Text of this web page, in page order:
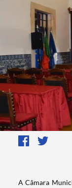
​A Câmara